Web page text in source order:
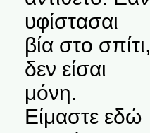
υφίστασαι
βία στο σπίτι,
δεν είσαι
μόνη.
Είμαστε εδώ